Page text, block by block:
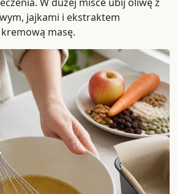
jajkami i ekstraktem
masę.